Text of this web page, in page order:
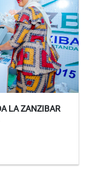
LA ZANZIBAR